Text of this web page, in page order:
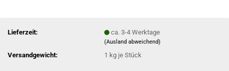
Lieferzeit: ca. 3-4 Werktage
(Ausland abweichend)
Versandgewicht: 1 kg je Stück